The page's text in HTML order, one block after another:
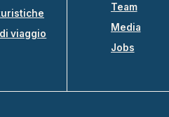
viaggio
Team
Media
Jobs